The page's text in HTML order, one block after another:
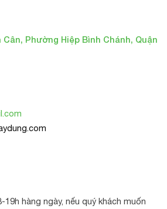
Phường Hiệp Bình Chánh, Quận
hàng ngày, nếu quý khách muốn